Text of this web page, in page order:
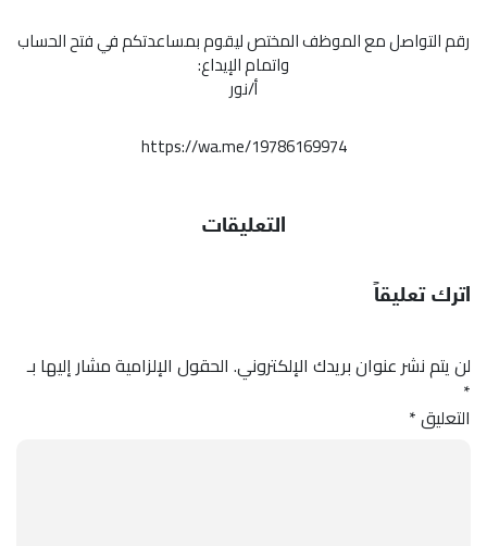
رقم التواصل مع الموظف المختص ليقوم بمساعدتكم في فتح الحساب
واتمام الإيداع:
أ/نور
https://wa.me/19786169974
التعليقات
اترك تعليقاً
لن يتم نشر عنوان بريدك الإلكتروني. الحقول الإلزامية مشار إليها بـ
*
التعليق*